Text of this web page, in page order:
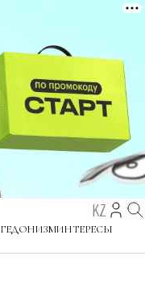
KZ
ГЕДОНИЗМИНТЕРЕСЫ